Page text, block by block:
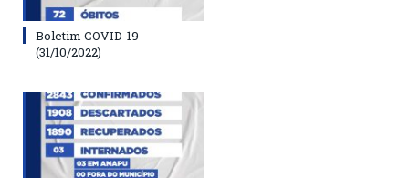
Boletim COVID-19
(31/10/2022)